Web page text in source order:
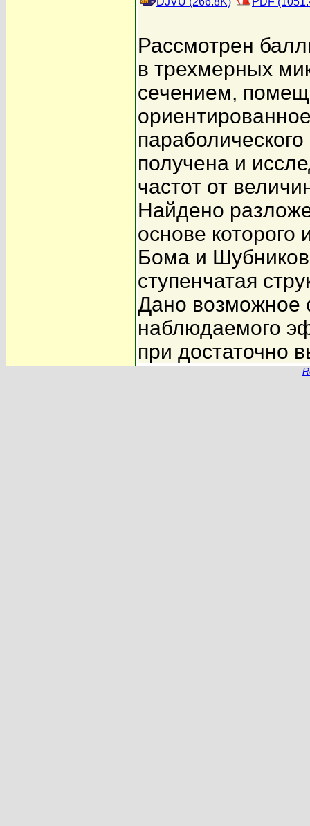
Рассмотрен
в трехмерных
сечением,
получена и
частот от
Найдено
основе
Бома и
ступенчатая
Дано возможное
наблюдаемого
при достаточно